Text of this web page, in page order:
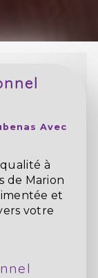
Avec
à
de Marion
et
votre